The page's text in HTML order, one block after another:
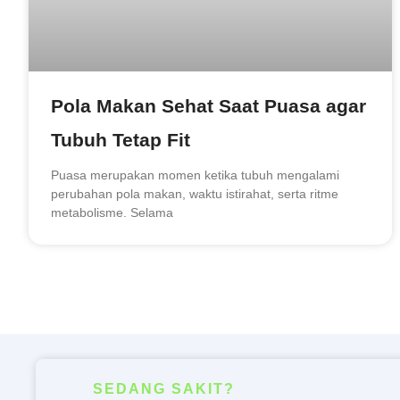
Pola Makan Sehat Saat Puasa agar
Tubuh Tetap Fit
Puasa merupakan momen ketika tubuh mengalami
perubahan pola makan, waktu istirahat, serta ritme
metabolisme. Selama
SEDANG SAKIT?